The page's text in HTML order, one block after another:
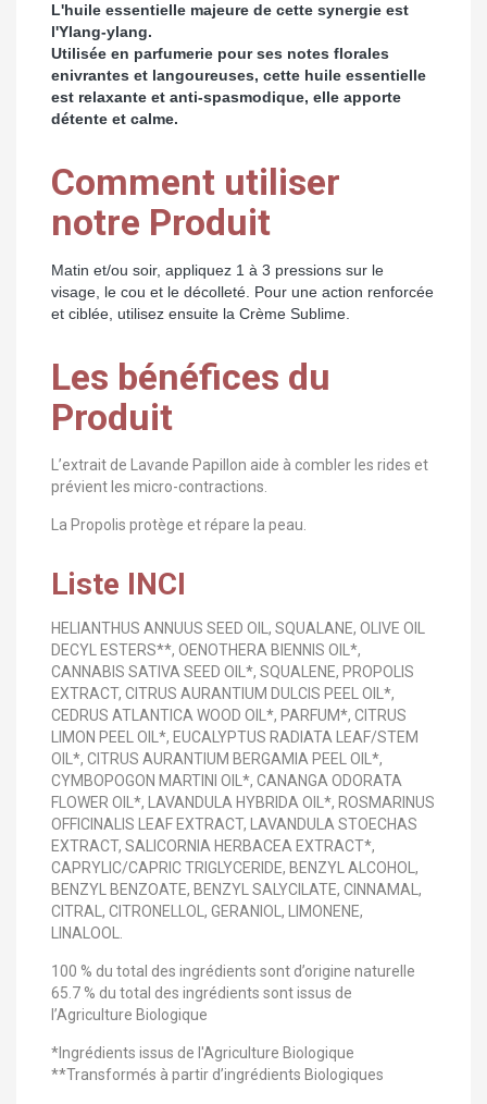
L'huile essentielle majeure de cette synergie est
l'Ylang-ylang.
Utilisée en parfumerie pour ses notes florales
enivrantes et langoureuses, cette huile essentielle
est relaxante et anti-spasmodique, elle apporte
détente et calme.
Comment utiliser
notre Produit
Matin et/ou soir, appliquez 1 à 3 pressions sur le
visage, le cou et le décolleté. Pour une action renforcée
et ciblée, utilisez ensuite la Crème Sublime.
Les bénéfices du
Produit
L’extrait de Lavande Papillon aide à combler les rides et
prévient les micro-contractions.
La Propolis protège et répare la peau.
Liste INCI
HELIANTHUS ANNUUS SEED OIL, SQUALANE, OLIVE OIL
DECYL ESTERS**, OENOTHERA BIENNIS OIL*,
CANNABIS SATIVA SEED OIL*, SQUALENE, PROPOLIS
EXTRACT, CITRUS AURANTIUM DULCIS PEEL OIL*,
CEDRUS ATLANTICA WOOD OIL*, PARFUM*, CITRUS
LIMON PEEL OIL*, EUCALYPTUS RADIATA LEAF/STEM
OIL*, CITRUS AURANTIUM BERGAMIA PEEL OIL*,
CYMBOPOGON MARTINI OIL*, CANANGA ODORATA
FLOWER OIL*, LAVANDULA HYBRIDA OIL*, ROSMARINUS
OFFICINALIS LEAF EXTRACT, LAVANDULA STOECHAS
EXTRACT, SALICORNIA HERBACEA EXTRACT*,
CAPRYLIC/CAPRIC TRIGLYCERIDE, BENZYL ALCOHOL,
BENZYL BENZOATE, BENZYL SALYCILATE, CINNAMAL,
CITRAL, CITRONELLOL, GERANIOL, LIMONENE,
LINALOOL.
100 % du total des ingrédients sont d’origine naturelle
65.7 % du total des ingrédients sont issus de
l’Agriculture Biologique
*Ingrédients issus de l'Agriculture Biologique
**Transformés à partir d’ingrédients Biologiques